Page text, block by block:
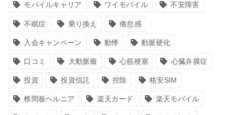
モバイルキャリア ワイモバイル 不安障害
不眠症 乗り換え 倦怠感
入会キャンペーン 動悸 動脈硬化
口コミ 大動脈瘤 心筋梗塞 心臓弁膜症
投資 投資信託 控除 格安SIM
椎間板ヘルニア 楽天カード 楽天モバイル